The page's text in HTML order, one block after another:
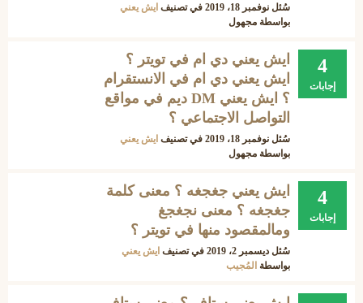
سُئل نوفمبر 18، 2019 في تصنيف ايش يعني
بواسطة مجهول
4
إجابات
ايش يعني دي ام في تويتر ؟
ايش يعني دي ام في الانستقرام
؟ ايش يعني DM ديم في مواقع
التواصل الاجتماعي ؟
سُئل نوفمبر 18، 2019 في تصنيف ايش يعني
بواسطة مجهول
4
إجابات
ايش يعني جغجغه ؟ معنى كلمة
جغجغه ؟ معنى نجغجغ
ومالمقصود منها في تويتر ؟
سُئل ديسمبر 2، 2019 في تصنيف ايش يعني
بواسطة المُجيب